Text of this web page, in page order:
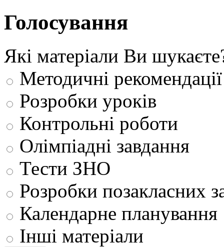
Голосування
Які матеріали Ви
Методичні рекомендації
Розробки уроків
Контрольні роботи
Олімпіадні завдання
Тести ЗНО
Розробки позакласних
Календарне планування
Інші матеріали